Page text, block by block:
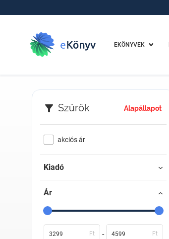
EKÖNYVEK
Szűrők Alapállapot
akciós ár
Kiadó
Ár
Ft - Ft